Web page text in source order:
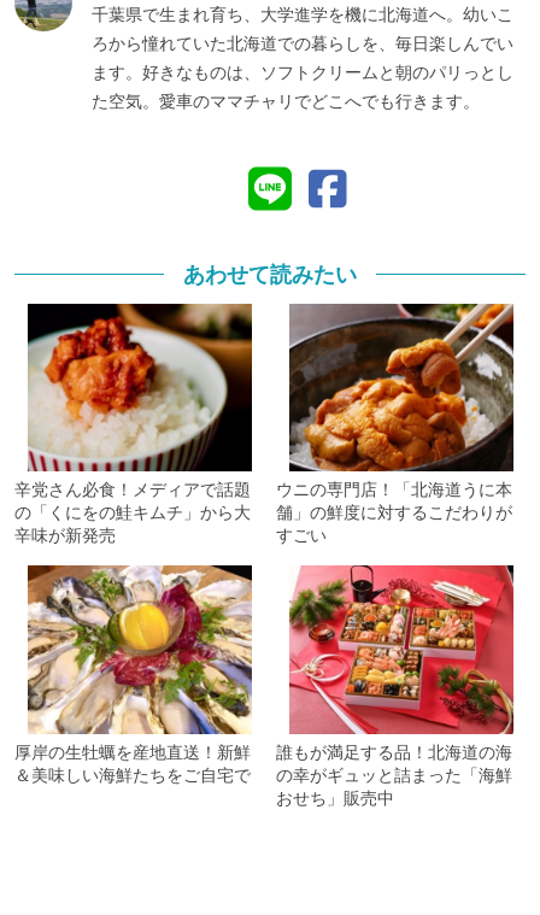
千葉県で生まれ育ち、大学進学を機に北海道へ。幼いこ
ろから憧れていた北海道での暮らしを、毎日楽しんでい
ます。好きなものは、ソフトクリームと朝のパリっとし
た空気。愛車のママチャリでどこへでも行きます。
あわせて読みたい
辛党さん必食！メディアで話題
の「くにをの鮭キムチ」から大
辛味が新発売
ウニの専門店！「北海道うに本
舗」の鮮度に対するこだわりが
すごい
厚岸の生牡蠣を産地直送！新鮮
＆美味しい海鮮たちをご自宅で
誰もが満足する品！北海道の海
の幸がギュッと詰まった「海鮮
おせち」販売中